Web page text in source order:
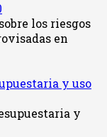
los riesgos
en
y uso